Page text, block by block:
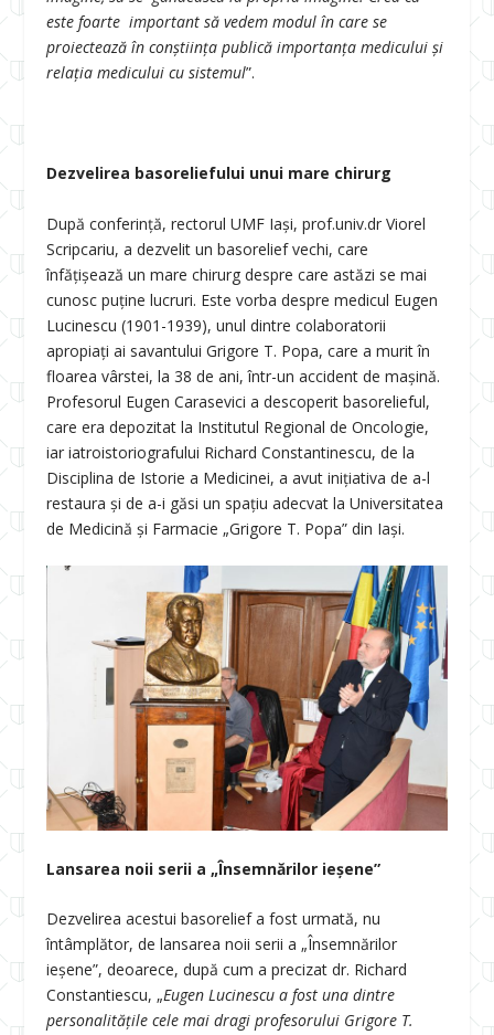
este foarte important să vedem modul în care se
proiectează în conștiința publică importanța medicului și
relația medicului cu sistemul”.
Dezvelirea basoreliefului unui mare chirurg
După conferință, rectorul UMF Iași, prof.univ.dr Viorel
Scripcariu, a dezvelit un basorelief vechi, care
înfățișează un mare chirurg despre care astăzi se mai
cunosc puține lucruri. Este vorba despre medicul Eugen
Lucinescu (1901-1939), unul dintre colaboratorii
apropiați ai savantului Grigore T. Popa, care a murit în
floarea vârstei, la 38 de ani, într-un accident de mașină.
Profesorul Eugen Carasevici a descoperit basorelieful,
care era depozitat la Institutul Regional de Oncologie,
iar iatroistoriografului Richard Constantinescu, de la
Disciplina de Istorie a Medicinei, a avut inițiativa de a-l
restaura și de a-i găsi un spațiu adecvat la Universitatea
de Medicină și Farmacie „Grigore T. Popa” din Iași.
Lansarea noii serii a „Însemnărilor ieșene”
Dezvelirea acestui basorelief a fost urmată, nu
întâmplător, de lansarea noii serii a „Însemnărilor
ieșene”, deoarece, după cum a precizat dr. Richard
Constantiescu, „Eugen Lucinescu a fost una dintre
personalitățile cele mai dragi profesorului Grigore T.